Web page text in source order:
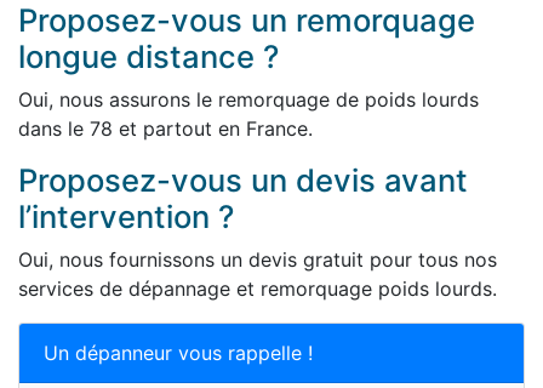
Proposez-vous un remorquage
longue distance ?
Oui, nous assurons le remorquage de poids lourds
dans le 78 et partout en France.
Proposez-vous un devis avant
l’intervention ?
Oui, nous fournissons un devis gratuit pour tous nos
services de dépannage et remorquage poids lourds.
Un dépanneur vous rappelle !